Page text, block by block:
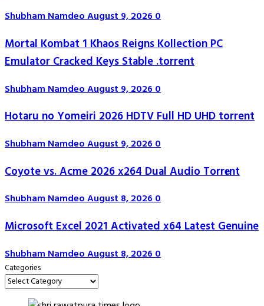
Shubham NamdeoAugust 9, 20260
Mortal Kombat 1 Khaos Reigns Kollection PC
Emulator Cracked Keys Stable .torrent
Shubham NamdeoAugust 9, 20260
Hotaru no Yomeiri 2026 HDTV Full HD UHD torrent
Shubham NamdeoAugust 9, 20260
Coyote vs. Acme 2026 x264 Dual Audio Torr𝐞nt
Shubham NamdeoAugust 8, 20260
Microsoft Excel 2021 Activated x64 Latest Genuine
Shubham NamdeoAugust 8, 20260
Categories